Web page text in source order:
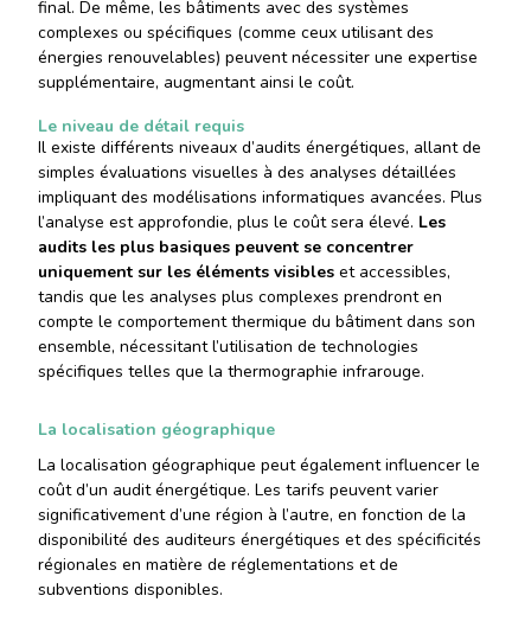
final. De même, les bâtiments avec des systèmes
complexes ou spécifiques (comme ceux utilisant des
énergies renouvelables) peuvent nécessiter une expertise
supplémentaire, augmentant ainsi le coût.
Le niveau de détail requis
Il existe différents niveaux d’audits énergétiques, allant de
simples évaluations visuelles à des analyses détaillées
impliquant des modélisations informatiques avancées. Plus
l’analyse est approfondie, plus le coût sera élevé. Les
audits les plus basiques peuvent se concentrer
uniquement sur les éléments visibles et accessibles,
tandis que les analyses plus complexes prendront en
compte le comportement thermique du bâtiment dans son
ensemble, nécessitant l’utilisation de technologies
spécifiques telles que la thermographie infrarouge.
La localisation géographique
La localisation géographique peut également influencer le
coût d’un audit énergétique. Les tarifs peuvent varier
significativement d’une région à l’autre, en fonction de la
disponibilité des auditeurs énergétiques et des spécificités
régionales en matière de réglementations et de
subventions disponibles.